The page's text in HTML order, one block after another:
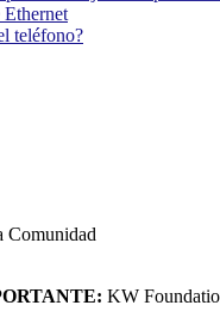
Ethernet
teléfono?
Comunidad
KW